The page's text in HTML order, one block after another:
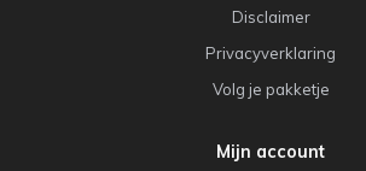
Disclaimer
Privacyverklaring
Volg je pakketje
Mijn account